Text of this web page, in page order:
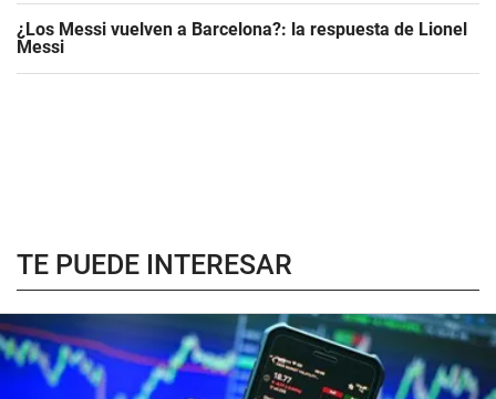
¿Los Messi vuelven a Barcelona?: la respuesta de Lionel
Messi
TE PUEDE INTERESAR